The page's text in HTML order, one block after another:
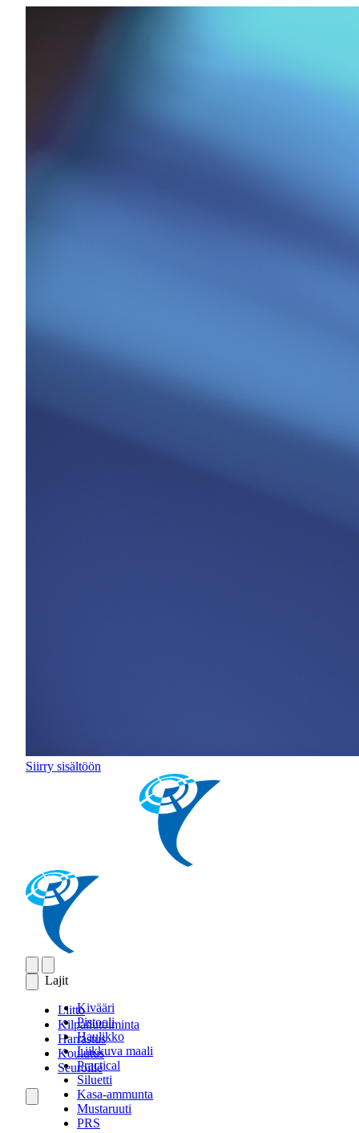
Siirry sisältöön
Lajit
Kivääri
Pistooli
Haulikko
Liikkuva maali
Practical
Siluetti
Kasa-ammunta
Mustaruuti
PRS
Liitto
Kilpailutoiminta
Harrastus
Koulutus
Seuroille